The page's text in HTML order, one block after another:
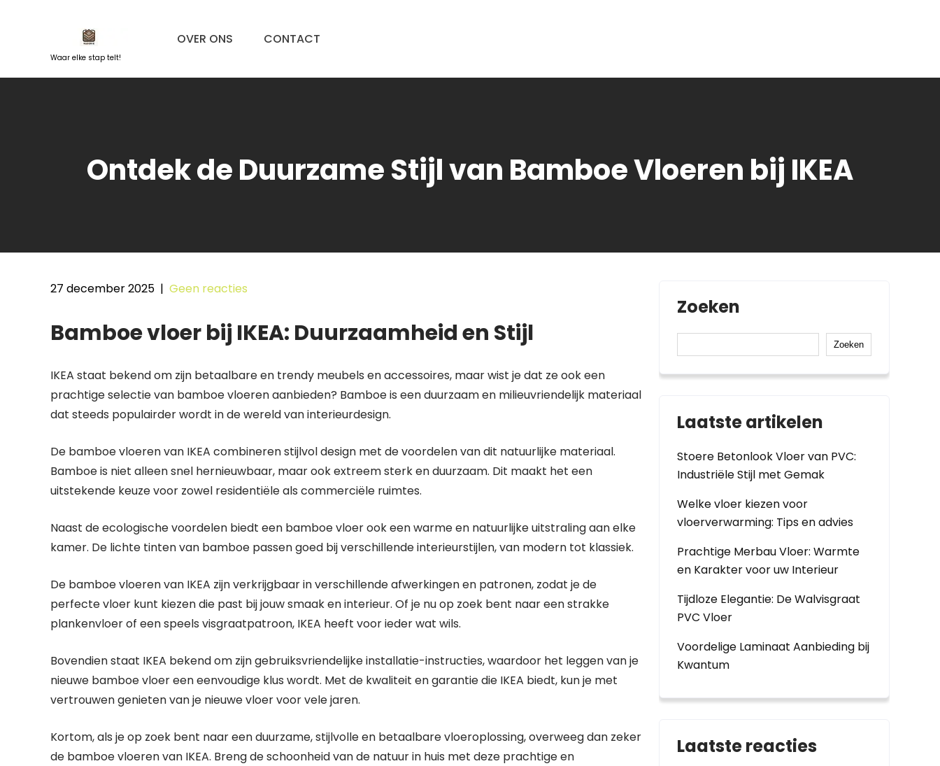
Waar elke stap telt!
OVER ONS CONTACT
Ontdek de Duurzame Stijl van Bamboe Vloeren bij IKEA
27 december 2025 | Geen reacties
Bamboe vloer bij IKEA: Duurzaamheid en Stijl
IKEA staat bekend om zijn betaalbare en trendy meubels en accessoires, maar wist je dat ze ook een
prachtige selectie van bamboe vloeren aanbieden? Bamboe is een duurzaam en milieuvriendelijk materiaal
dat steeds populairder wordt in de wereld van interieurdesign.
De bamboe vloeren van IKEA combineren stijlvol design met de voordelen van dit natuurlijke materiaal.
Bamboe is niet alleen snel hernieuwbaar, maar ook extreem sterk en duurzaam. Dit maakt het een
uitstekende keuze voor zowel residentiële als commerciële ruimtes.
Naast de ecologische voordelen biedt een bamboe vloer ook een warme en natuurlijke uitstraling aan elke
kamer. De lichte tinten van bamboe passen goed bij verschillende interieurstijlen, van modern tot klassiek.
De bamboe vloeren van IKEA zijn verkrijgbaar in verschillende afwerkingen en patronen, zodat je de
perfecte vloer kunt kiezen die past bij jouw smaak en interieur. Of je nu op zoek bent naar een strakke
plankenvloer of een speels visgraatpatroon, IKEA heeft voor ieder wat wils.
Bovendien staat IKEA bekend om zijn gebruiksvriendelijke installatie-instructies, waardoor het leggen van je
nieuwe bamboe vloer een eenvoudige klus wordt. Met de kwaliteit en garantie die IKEA biedt, kun je met
vertrouwen genieten van je nieuwe vloer voor vele jaren.
Kortom, als je op zoek bent naar een duurzame, stijlvolle en betaalbare vloeroplossing, overweeg dan zeker
de bamboe vloeren van IKEA. Breng de schoonheid van de natuur in huis met deze prachtige en
Zoeken
Zoeken
Laatste artikelen
Stoere Betonlook Vloer van PVC:
Industriële Stijl met Gemak
Welke vloer kiezen voor
vloerverwarming: Tips en advies
Prachtige Merbau Vloer: Warmte
en Karakter voor uw Interieur
Tijdloze Elegantie: De Walvisgraat
PVC Vloer
Voordelige Laminaat Aanbieding bij
Kwantum
Laatste reacties